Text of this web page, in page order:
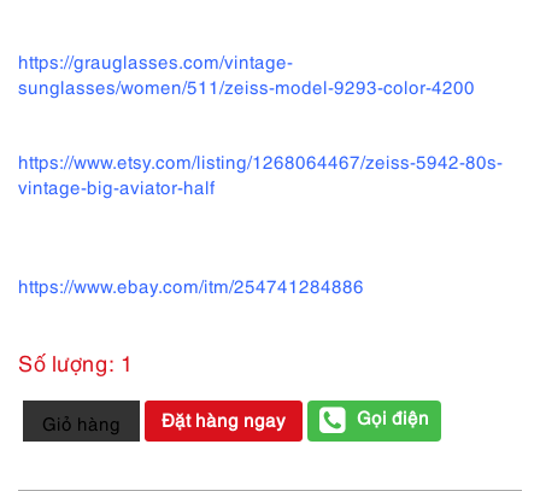
https://grauglasses.com/vintage-
sunglasses/women/511/zeiss-model-9293-color-4200
https://www.etsy.com/listing/1268064467/zeiss-5942-80s-
vintage-big-aviator-half
https://www.ebay.com/itm/254741284886
Số lượng: 1
5659-
Kính
Giỏ hàng Đặt hàng ngay Gọi điện